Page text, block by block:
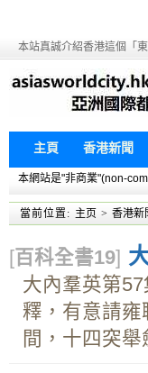
本站真誠介紹香港這個「
主頁 香港新聞
本網站是"非商業"(non-
當前位置: 主页 > 香港新
[百科全書19]
大內羣英第
釋，有意請
間，十四突